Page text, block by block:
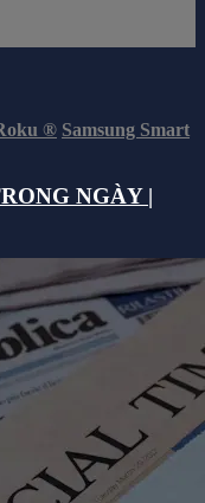
® Samsung Smart
NGÀY |